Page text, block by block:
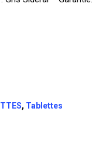
, Tablettes